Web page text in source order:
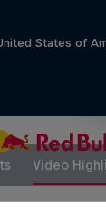
States of
Video